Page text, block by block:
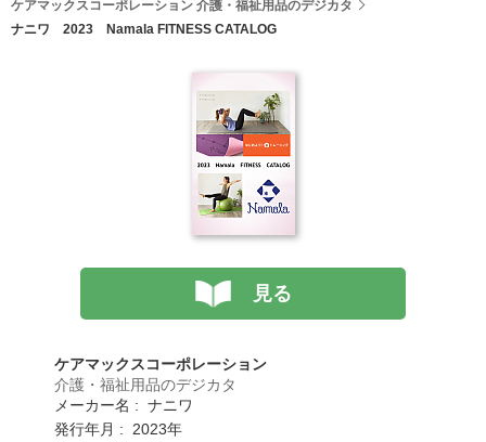
ケアマックスコーポレーション 介護・福祉用品のデジカタ
ナニワ 2023 Namala FITNESS CATALOG
見る
ケアマックスコーポレーション
介護・福祉用品のデジカタ
メーカー名 : ナニワ
発行年月 : 2023年